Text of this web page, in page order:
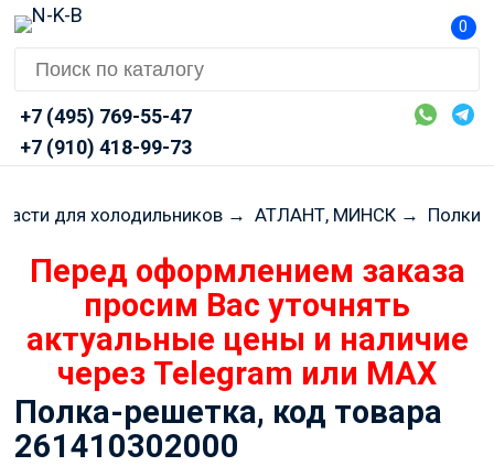
0
+7 (495) 769-55-47
+7 (910) 418-99-73
для холодильников → АТЛАНТ, МИНСК→ Полки
Перед оформлением заказа
просим Вас уточнять
актуальные цены и наличие
через Telegram или MAX
Полка-решетка, код товара
261410302000